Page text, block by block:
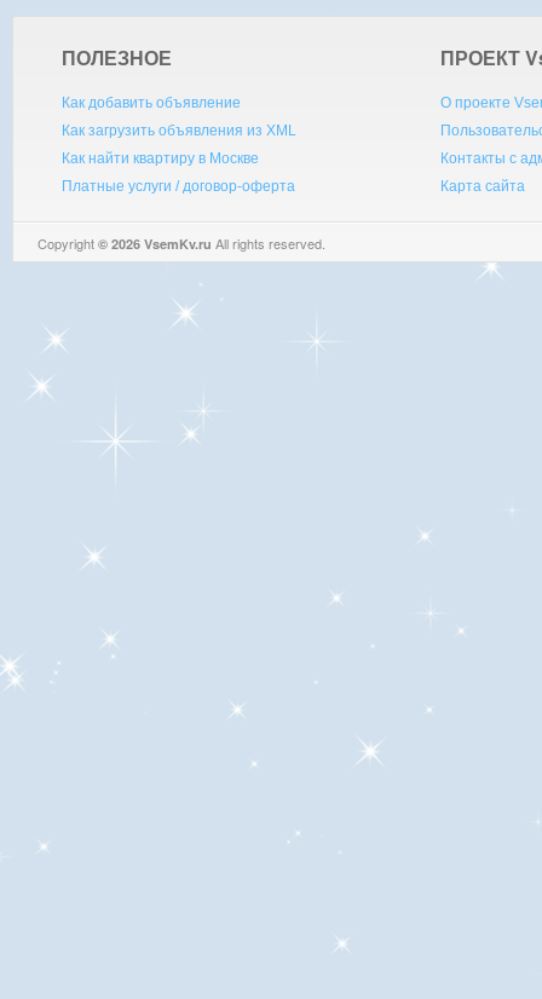
ПОЛЕЗНОЕ
Как добавить объявление
Как загрузить объявления из XML
Как найти квартиру в Москве
Платные услуги / договор-оферта
ПРОЕКТ V
О проекте
Контакты с
Карта сайта
Copyright © 2026 VsemKv.ru All rights reserved.